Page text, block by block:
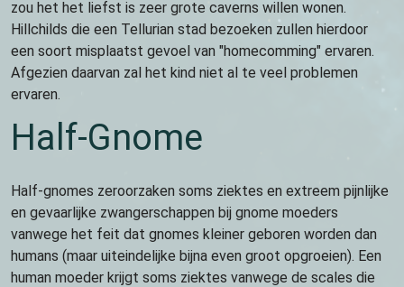
zou het het liefst is zeer grote caverns willen wonen.
Hillchilds die een Tellurian stad bezoeken zullen hierdoor
een soort misplaatst gevoel van "homecomming" ervaren.
Afgezien daarvan zal het kind niet al te veel problemen
ervaren.
Half-Gnome
Half-gnomes zeroorzaken soms ziektes en extreem pijnlijke
en gevaarlijke zwangerschappen bij gnome moeders
vanwege het feit dat gnomes kleiner geboren worden dan
humans (maar uiteindelijke bijna even groot opgroeien). Een
human moeder krijgt soms ziektes vanwege de scales die